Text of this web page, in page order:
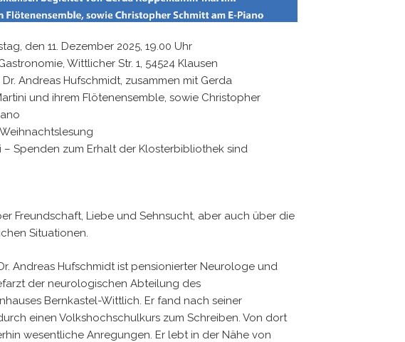
den 11. Dezember 2025, 19.00 Uhr
Wittlicher Str. 1, 54524 Klausen
Dr. Andreas Hufschmidt, zusammen mit Gerda
und ihrem Flötenensemble, sowie Christopher
– Spenden zum Erhalt der Klosterbibliothek sind
Freundschaft, Liebe und Sehnsucht, aber auch über die
Situationen.
Andreas Hufschmidt ist pensionierter Neurologe und
der neurologischen Abteilung des
Bernkastel-Wittlich. Er fand nach seiner
einen Volkshochschulkurs zum Schreiben. Von dort
wesentliche Anregungen. Er lebt in der Nähe von